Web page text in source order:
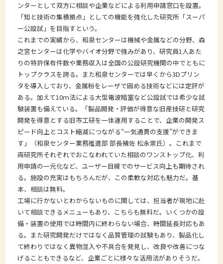
ンターとして双方に相談や企業などによる利用申請窓口を設置。
「知と技術の集積拠点」としての機能を強化した研究所「スーパ
ー公設試」を目指すという。
これまでの実績から、和泉センターは機械や金属などの分野、森
之宮センターは化学やバイオ分野で強みがあり、研究員1人あた
りの特許保有件数や業務収入は全国の公設研究機関の中でともに
トップクラスを誇る。また和泉センターでは早くから3Dプリン
タを導入しており、金属粉をレーザで固める技術などには定評が
ある。加えて10ｍ法による大型電波暗室など公設試では希少な試
験装置も備えている。「製品開発・評価が得意な旧産技研と研究
開発を得意とする旧市工研を一体運用することで、企業の開発ス
ピード向上とコスト縮減につながる“一気通貫の支援”ができま
す」（和泉センター業務推進部 部長補佐 松永崇氏）。これまで
両研究所それぞれでおこなわれていた相談のワンストップ化、利
用申請の一元化など、ユーザー目線でのサービス向上も期待され
る。施設の充実はもちろんだが、この柔軟な対応も魅力だ。基
本、相談は無料。
工場に行かないとわからないものに関しては、担当者が現地に赴
いて相談できるメニューもあり、こちらも無料だ。いくつかの設
備・装置の使用では時間内に終わらない場合、時間延長対応もあ
る。また研究開発だけではなく品質管理の試験もあり、製品化し
て終わりではなく異物混入や不具合を発見し、改良や改善につな
げることもできるなど、企業ごとに様々な活用法がありそうだ。